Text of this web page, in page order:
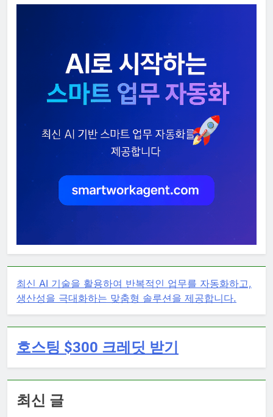
최신 AI 기술을 활용하여 반복적인 업무를 자동화하고,
생산성을 극대화하는 맞춤형 솔루션을 제공합니다.
호스팅 $300 크레딧 받기
최신 글